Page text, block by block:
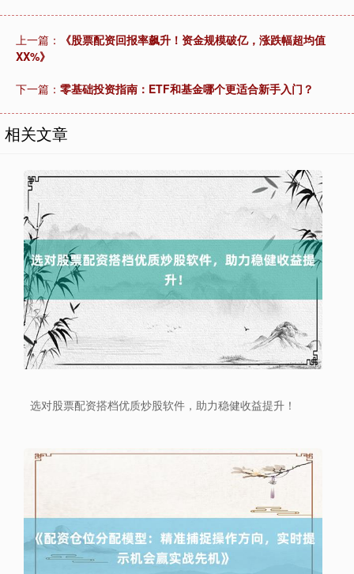
上一篇：
《股票配资回报率飙升！资金规模破亿，涨跌幅超均值
XX%》
下一篇： 零基础投资指南：ETF和基金哪个更适合新手入门？
相关文章
选对股票配资搭档优质炒股软件，助力稳健收益提升！